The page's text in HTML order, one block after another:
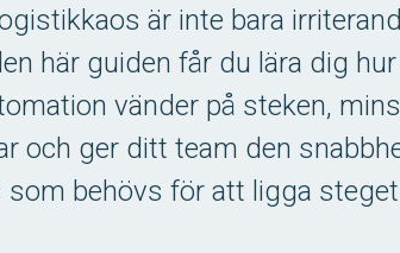
är inte bara
här guiden får du lära dig hur
vänder på steken,
och ger ditt team den
som behövs för att ligga